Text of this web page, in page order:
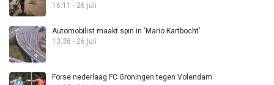
16:11 - 26 juli
Automobilist maakt spin in ‘Mario Kartbocht’
13:36 - 26 juli
Forse nederlaag FC Groningen tegen Volendam